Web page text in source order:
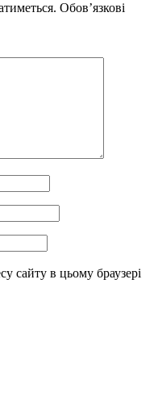
Обов’язкові
сайту в цьому браузері